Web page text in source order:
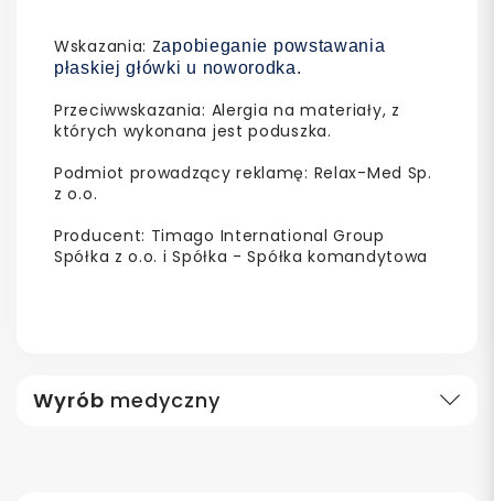
Wskazania: Zapobieganie powstawania
płaskiej główki u noworodka.
Przeciwwskazania: Alergia na materiały, z
których wykonana jest poduszka.
Podmiot prowadzący reklamę: Relax-Med Sp.
z o.o.
Producent: Timago International Group
Spółka z o.o. i Spółka - Spółka komandytowa
Wyrób medyczny